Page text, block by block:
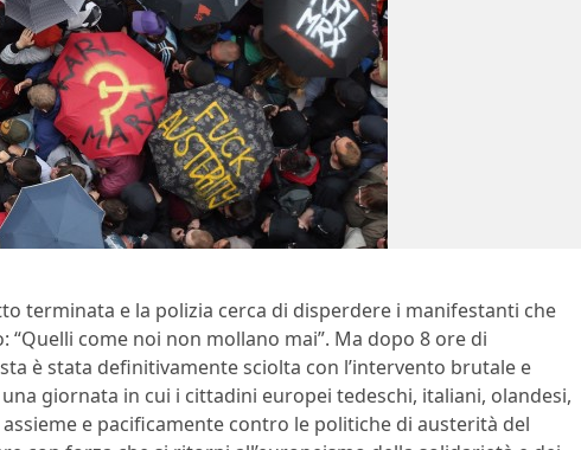
terminata e la polizia cerca di disperdere i manifestanti che
come noi non mollano mai”. Ma dopo 8 ore di
è stata definitivamente sciolta con l’intervento brutale e
giornata in cui i cittadini europei tedeschi, italiani, olandesi,
e pacificamente contro le politiche di austerità del